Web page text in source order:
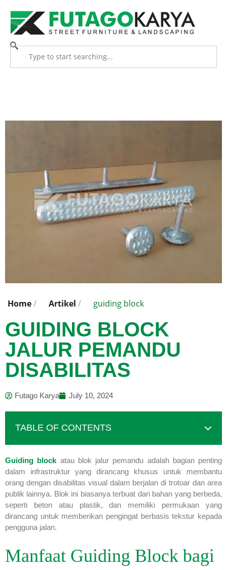
Home/ Artikel / guiding block
GUIDING BLOCK
JALUR PEMANDU
DISABILITAS
Futago Karya July 10, 2024
TABLE OF CONTENTS
Guiding block atau blok jalur pemandu adalah bagian penting
dalam infrastruktur yang dirancang khusus untuk membantu
orang dengan disabilitas visual dalam berjalan di trotoar dan area
publik lainnya. Blok ini biasanya terbuat dari bahan yang berbeda,
seperti beton atau plastik, dan memiliki permukaan yang
dirancang untuk memberikan pengingat berbasis tekstur kepada
pengguna jalan.
Manfaat Guiding Block bagi